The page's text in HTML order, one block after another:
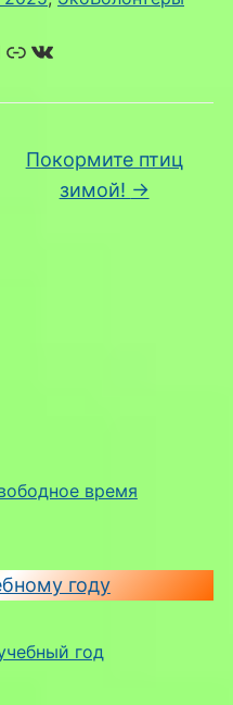
время
году
год
Ссылка
ВКонтакте
Покормите птиц
зимой! →